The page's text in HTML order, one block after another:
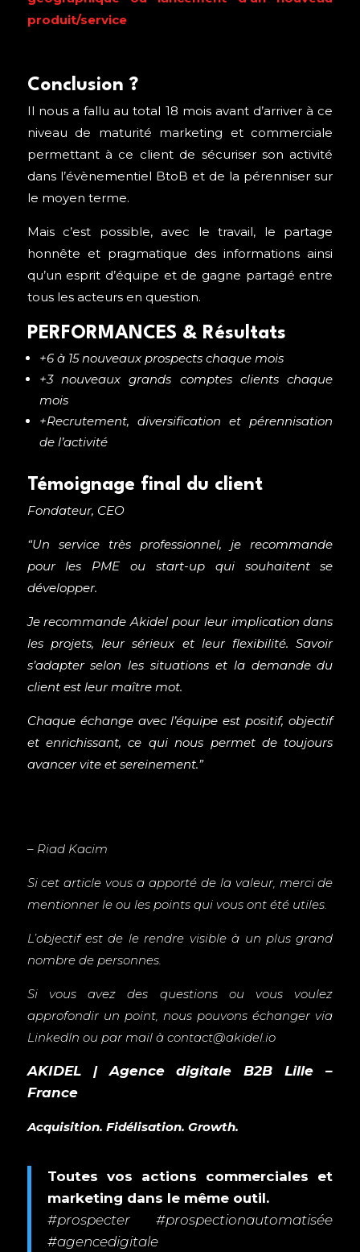
produit/service
Conclusion ?
Il nous a fallu au total 18 mois avant d’arriver à ce
niveau de maturité marketing et commerciale
permettant à ce client de sécuriser son activité
dans l’évènementiel BtoB et de la pérenniser sur
le moyen terme.
Mais c’est possible, avec le travail, le partage
honnête et pragmatique des informations ainsi
qu’un esprit d’équipe et de gagne partagé entre
tous les acteurs en question.
PERFORMANCES & Résultats
+6 à 15 nouveaux prospects chaque mois
+3 nouveaux grands comptes clients chaque
mois
+Recrutement, diversification et pérennisation
de l’activité
Témoignage final du client
Fondateur, CEO
“Un service très professionnel, je recommande
pour les PME ou start-up qui souhaitent se
développer.
Je recommande Akidel pour leur implication dans
les projets, leur sérieux et leur flexibilité. Savoir
s’adapter selon les situations et la demande du
client est leur maître mot.
Chaque échange avec l’équipe est positif, objectif
et enrichissant, ce qui nous permet de toujours
avancer vite et sereinement.”
– Riad Kacim
Si cet article vous a apporté de la valeur, merci de
mentionner le ou les points qui vous ont été utiles.
L’objectif est de le rendre visible à un plus grand
nombre de personnes.
Si vous avez des questions ou vous voulez
approfondir un point, nous pouvons échanger via
LinkedIn ou par mail à contact@akidel.io
AKIDEL | Agence digitale B2B Lille –
France
Acquisition. Fidélisation. Growth.
Toutes vos actions commerciales et
marketing dans le même outil.
#prospecter #prospectionautomatisée
#agencedigitale